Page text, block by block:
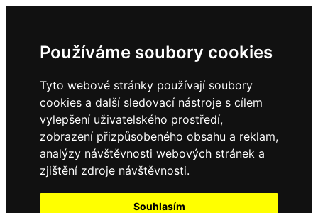
Používáme soubory cookies
Tyto webové stránky používají soubory
cookies a další sledovací nástroje s cílem
vylepšení uživatelského prostředí,
zobrazení přizpůsobeného obsahu a reklam,
analýzy návštěvnosti webových stránek a
zjištění zdroje návštěvnosti.
Souhlasím